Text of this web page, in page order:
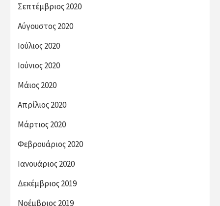
Σεπτέμβριος 2020
Αύγουστος 2020
Ιούλιος 2020
Ιούνιος 2020
Μάιος 2020
Απρίλιος 2020
Μάρτιος 2020
Φεβρουάριος 2020
Ιανουάριος 2020
Δεκέμβριος 2019
Νοέμβριος 2019